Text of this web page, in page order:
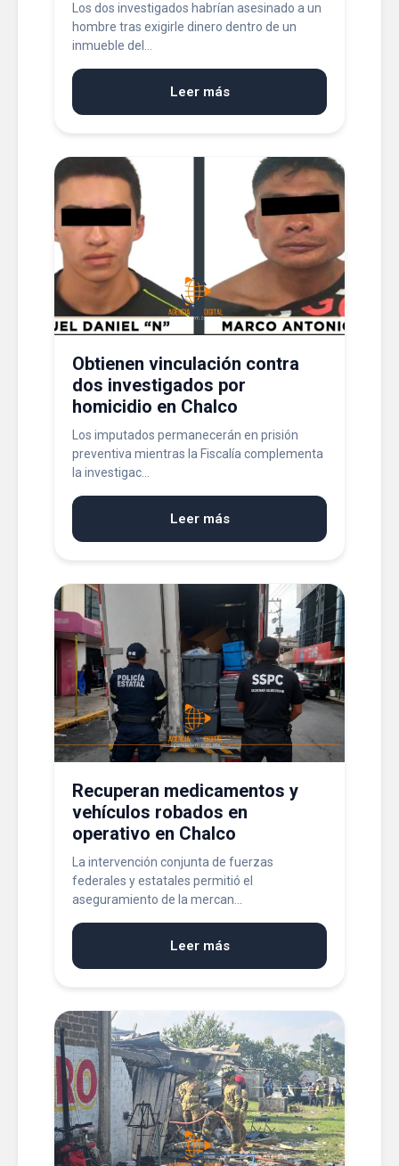
Los dos investigados habrían asesinado a un
hombre tras exigirle dinero dentro de un
inmueble del...
Leer más
Obtienen vinculación contra
dos investigados por
homicidio en Chalco
Los imputados permanecerán en prisión
preventiva mientras la Fiscalía complementa
la investigac...
Leer más
Recuperan medicamentos y
vehículos robados en
operativo en Chalco
La intervención conjunta de fuerzas
federales y estatales permitió el
aseguramiento de la mercan...
Leer más